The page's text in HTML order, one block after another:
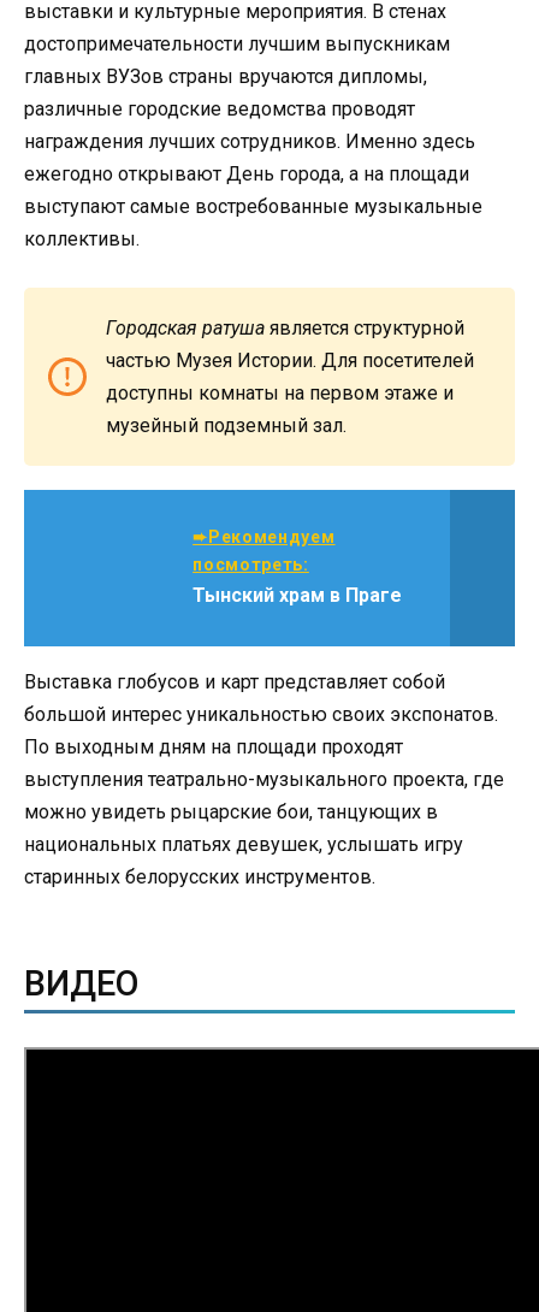
выставки и культурные мероприятия. В стенах
достопримечательности лучшим выпускникам
главных ВУЗов страны вручаются дипломы,
различные городские ведомства проводят
награждения лучших сотрудников. Именно здесь
ежегодно открывают День города, а на площади
выступают самые востребованные музыкальные
коллективы.
Городская ратуша является структурной
частью Музея Истории. Для посетителей
доступны комнаты на первом этаже и
музейный подземный зал.
➨Рекомендуем
посмотреть:
Тынский храм в Праге
Выставка глобусов и карт представляет собой
большой интерес уникальностью своих экспонатов.
По выходным дням на площади проходят
выступления театрально-музыкального проекта, где
можно увидеть рыцарские бои, танцующих в
национальных платьях девушек, услышать игру
старинных белорусских инструментов.
ВИДЕО